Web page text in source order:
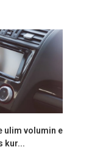
ulim volumin e
kur...